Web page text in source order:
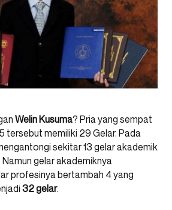
Welin Kusuma? Pria yang sempat
tersebut memiliki 29 Gelar. Pada
sekitar 13 gelar akademik
gelar akademiknya
profesinya bertambah 4 yang
32 gelar.